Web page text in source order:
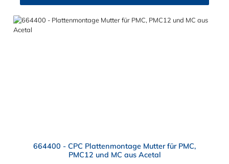
664400 - CPC Plattenmontage Mutter für PMC,
PMC12 und MC aus Acetal